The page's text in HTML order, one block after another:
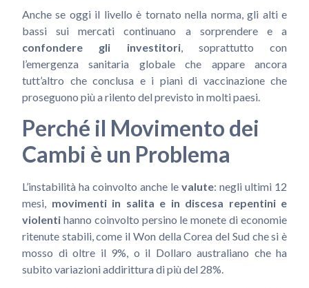
Anche se oggi il livello è tornato nella norma, gli alti e
bassi sui mercati continuano a sorprendere e a
confondere gli investitori, soprattutto con
l’emergenza sanitaria globale che appare ancora
tutt’altro che conclusa e i piani di vaccinazione che
proseguono più a rilento del previsto in molti paesi.
Perché il Movimento dei
Cambi è un Problema
L’instabilità ha coinvolto anche le valute: negli ultimi 12
mesi, movimenti in salita e in discesa repentini e
violenti hanno coinvolto persino le monete di economie
ritenute stabili, come il Won della Corea del Sud che si è
mosso di oltre il 9%, o il Dollaro australiano che ha
subito variazioni addirittura di più del 28%.